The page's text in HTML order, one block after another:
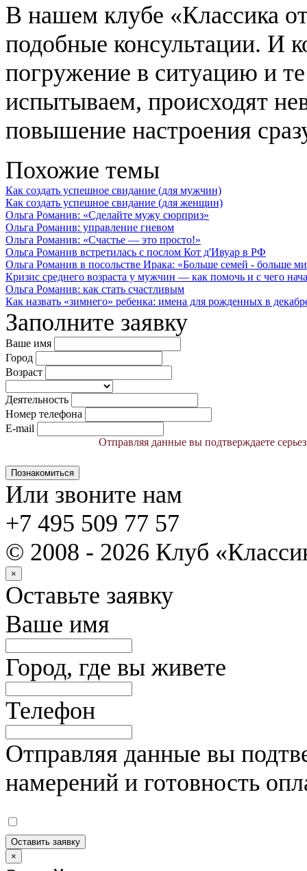
В нашем клубе «Классика
подобные консультации. И
погружение в ситуацию и
испытываем, происходят
повышение настроения
Похожие темы
Как создать успешное свидание (для мужчин)
Как создать успешное свидание (для женщин)
Ольга Романив: «Сделайте мужу сюрприз»
Ольга Романив: управление гневом
Ольга Романив: «Счастье — это просто!»
Ольга Романив встретилась с послом Кот д'Ивуар в РФ
Ольга Романив в посольстве Ирака: «Больше семей - больше
Кризис среднего возраста у мужчин — как помочь и с чего
Ольга Романив: как стать счастливым
Как назвать «зимнего» ребенка: имена для рожденных в
Заполните заявку
Ваше имя
Город
Возраст
Деятельность
Номер телефона
E-mail
Отправляя данные вы подтверждаете
Познакомиться
Или звоните нам
+7 495 509 77 57
© 2008 - 2026 Клуб
×
Оставьте заявку
Ваше имя
Город, где вы живете
Телефон
Отправляя данные вы
намерений и готовность
Оставить заявку
×